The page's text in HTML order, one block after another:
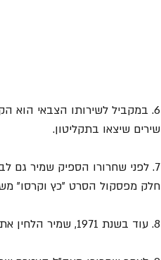
6. במקביל לשירותו הצבאי הוא הקים יחד עם
שירים שיצאו בתקליטון.
7. לפני שחרורו הספיק שמיר גם
חלק מפסקול הסרט "כץ וקרסו" משנת
8. עוד בשנת 1971, שמיר הלחין את השיר "במדינת התפוז" שהופיע באלבום "סבתא רבקה" של רבקה זוהר.